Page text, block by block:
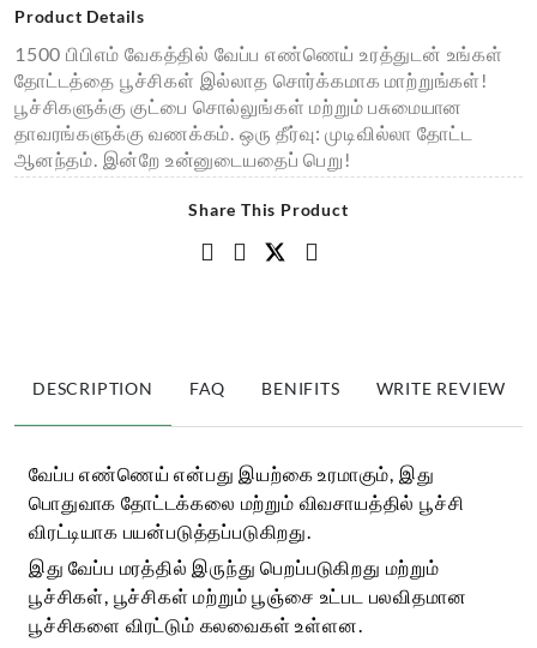
Product Details
1500 பிபிஎம் வேகத்தில் வேப்ப எண்ணெய் உரத்துடன் உங்கள்
தோட்டத்தை பூச்சிகள் இல்லாத சொர்க்கமாக மாற்றுங்கள்!
பூச்சிகளுக்கு குட்பை சொல்லுங்கள் மற்றும் பசுமையான
தாவரங்களுக்கு வணக்கம். ஒரு தீர்வு: முடிவில்லா தோட்ட
ஆனந்தம். இன்றே உன்னுடையதைப் பெறு!
Share This Product
DESCRIPTION FAQ BENIFITS WRITE REVIEW
வேப்ப எண்ணெய் என்பது இயற்கை உரமாகும், இது
பொதுவாக தோட்டக்கலை மற்றும் விவசாயத்தில் பூச்சி
விரட்டியாக பயன்படுத்தப்படுகிறது.
இது வேப்ப மரத்தில் இருந்து பெறப்படுகிறது மற்றும்
பூச்சிகள், பூச்சிகள் மற்றும் பூஞ்சை உட்பட பலவிதமான
பூச்சிகளை விரட்டும் கலவைகள் உள்ளன.